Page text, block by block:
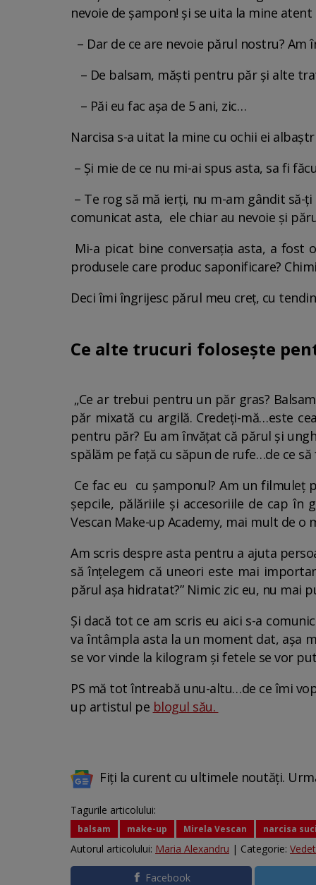
nevoie de șampon! și se uita la mine
– Dar de ce are nevoie părul nostru?
– De balsam, măști pentru păr și alte
– Păi eu fac așa de 5 ani, zic…
Narcisa s-a uitat la mine cu ochii ei
– Și mie de ce nu mi-ai spus asta, sa fi
– Te rog să mă ierți, nu m-am gândit să-
comunicat asta, ele chiar au nevoie și
Mi-a picat bine conversația asta, a fost
produsele care produc saponificare?
Deci îmi îngrijesc părul meu creț, cu
Ce alte trucuri folosește
„Ce ar trebui pentru un păr gras?
păr mixată cu argilă. Credeți-mă…este
pentru păr? Eu am învățat că părul și
spălăm pe față cu săpun de rufe…de ce să
Ce fac eu cu șamponul? Am un filmuleț
șepcile, pălăriile și accesoriile de cap în
Vescan Make-up Academy, mai mult de
Am scris despre asta pentru a ajuta
să înțelegem că uneori este mai
părul așa hidratat?” Nimic zic eu, nu
Și dacă tot ce am scris eu aici s-a
va întâmpla asta la un moment dat, așa
se vor vinde la kilogram și fetele se vor
PS mă tot întreabă unu-altu…de ce îmi
up artistul pe blogul său.
Fiți la curent cu ultimele noutăți.
Tagurile articolului:
balsam make-up Mirela Vescan narcisa
Autorul articolului: Maria Alexandru | Categorie:
Facebook